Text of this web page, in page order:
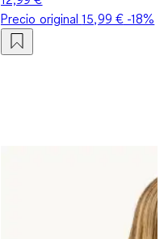
Precio original15,99 €-18%